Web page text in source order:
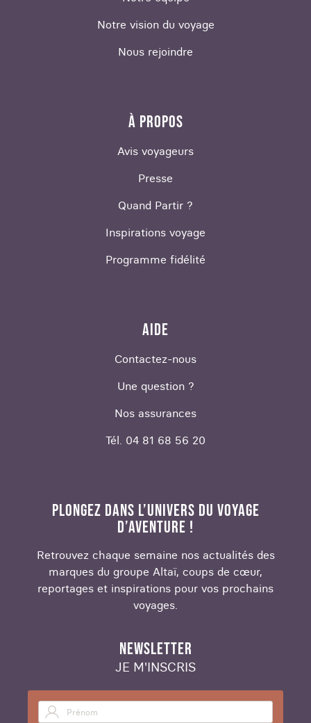
et la pluie est plus fréquente, mais la période de
novembre à février reste intéressante pour les
pour Noël, offrant une excellente occasion de
l'égard des voyageurs français. Pour votre
votre carte d'identité ou votre passeport soit à
permis de conduire partout en Europe. N'oubliez
carte à débit différé) est recommandée pour
récupérer votre voiture de location à l'étranger.
Altaï Travel crée des séjours personnalisés en
: Partez à la découverte des Açores, du
Notre vision du voyage
Nous rejoindre
À PROPOS
Avis voyageurs
Presse
Quand Partir ?
Inspirations voyage
Programme fidélité
AIDE
Contactez-nous
Une question ?
Nos assurances
Tél. 04 81 68 56 20
PLONGEZ DANS L’UNIVERS DU VOYAGE
D’AVENTURE !
Retrouvez chaque semaine nos actualités des
marques du groupe Altaï, coups de cœur,
reportages et inspirations pour vos prochains
voyages.
NEWSLETTER
JE M'INSCRIS